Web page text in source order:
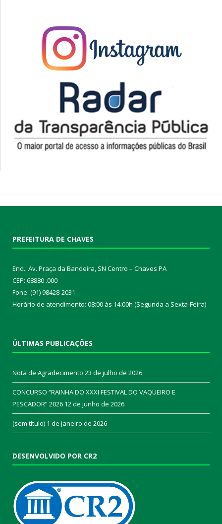
PREFEITURA DE CHAVES
End.: Av. Praça da Bandeira, SN Centro – Chaves PA
CEP: 68880 .000
Fone: (91) 98428-2031
Horário de atendimento: 08:00 às 14:00h (Segunda a Sexta-Feira)
ÚLTIMAS PUBLICAÇÕES
Nota de Agradecimento 23 de julho de 2026
CONCURSO “RAINHA DO XXXI FESTIVAL DO VAQUEIRO E
PESCADOR” 2026 12 de junho de 2026
(sem título) 1 de janeiro de 2026
DESENVOLVIDO POR CR2